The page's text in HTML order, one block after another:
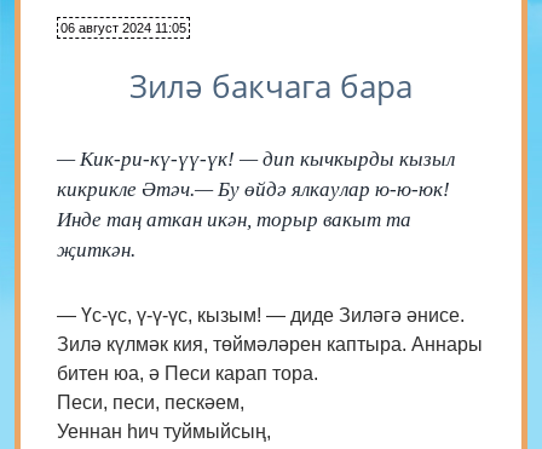
06 август 2024 11:05
Зилә бакчага бара
— Кик-ри-кү-үү-үк! — дип кычкырды кызыл
кикрикле Әтәч.— Бу өйдә ялкаулар ю-ю-юк!
Инде таң аткан икән, торыр вакыт та
җиткән.
— Үс-үс, ү-ү-үс, кызым! — диде Зиләгә әнисе.
Зилә күлмәк кия, төймәләрен каптыра. Аннары
битен юа, ә Песи карап тора.
Песи, песи, пескәем,
Уеннан һич туймыйсың,